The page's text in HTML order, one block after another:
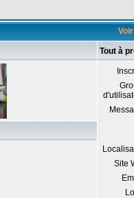
Tout à
Site